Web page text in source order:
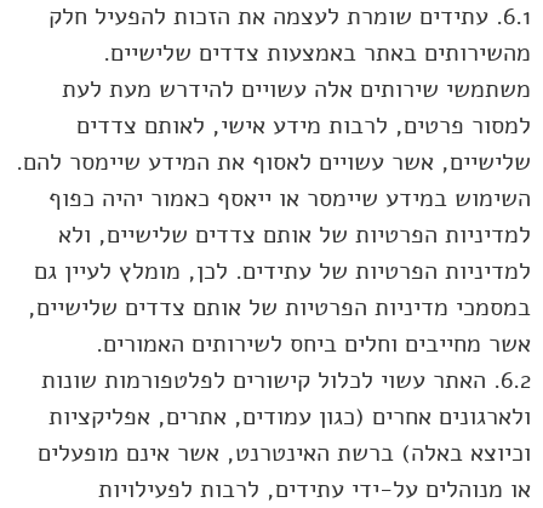
6.1. עתידים שומרת לעצמה את הזכות להפעיל חלק
מהשירותים באתר באמצעות צדדים שלישיים.
משתמשי שירותים אלה עשויים להידרש מעת לעת
למסור פרטים, לרבות מידע אישי, לאותם צדדים
שלישיים, אשר עשויים לאסוף את המידע שיימסר להם.
השימוש במידע שיימסר או ייאסף כאמור יהיה כפוף
למדיניות הפרטיות של אותם צדדים שלישיים, ולא
למדיניות הפרטיות של עתידים. לכן, מומלץ לעיין גם
במסמכי מדיניות הפרטיות של אותם צדדים שלישיים,
אשר מחייבים וחלים ביחס לשירותים האמורים.
6.2. האתר עשוי לכלול קישורים לפלטפורמות שונות
ולארגונים אחרים (כגון עמודים, אתרים, אפליקציות
וכיוצא באלה) ברשת האינטרנט, אשר אינם מופעלים
או מנוהלים על-ידי עתידים, לרבות לפעילויות